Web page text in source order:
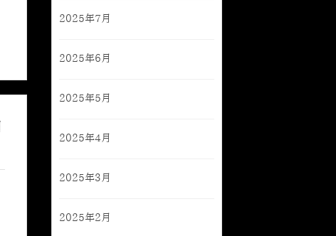
2025年7月
2025年6月
2025年5月
2025年4月
2025年3月
2025年2月